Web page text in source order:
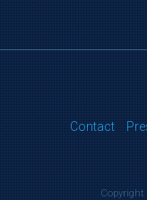
Contact
Copyright